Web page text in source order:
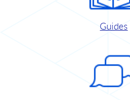
Guides